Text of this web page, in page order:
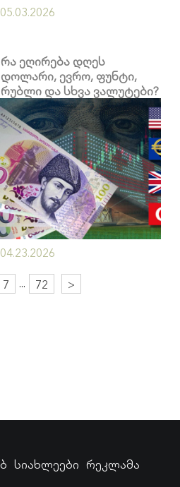
05.03.2026
რა ეღირება დღეს
დოლარი, ევრო, ფუნტი,
რუბლი და სხვა ვალუტები?
04.23.2026
7 ... 72 >
სიახლეები რეკლამა